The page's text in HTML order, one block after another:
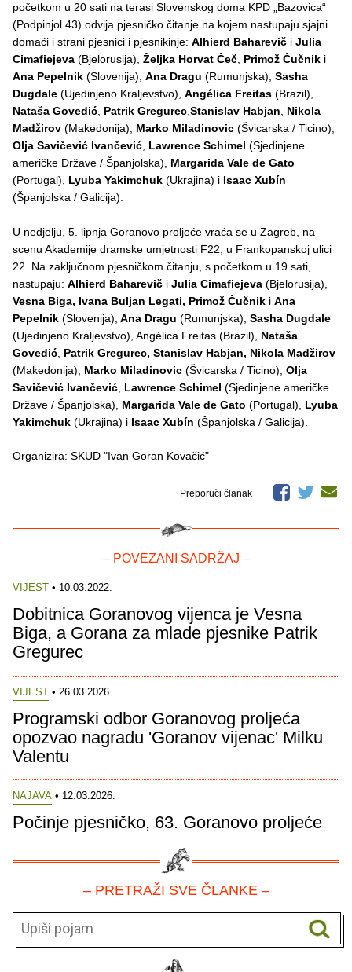
početkom u 20 sati na terasi Slovenskog doma KPD „Bazovica“
(Podpinjol 43) odvija pjesničko čitanje na kojem nastupaju sjajni
domaći i strani pjesnici i pjesnikinje: Alhierd Baharevič i Julia
Cimafiejeva (Bjelorusija), Željka Horvat Čeč, Primož Čučnik i
Ana Pepelnik (Slovenija), Ana Dragu (Rumunjska), Sasha
Dugdale (Ujedinjeno Kraljevstvo), Angélica Freitas (Brazil),
Nataša Govedić, Patrik Gregurec,Stanislav Habjan, Nikola
Madžirov (Makedonija), Marko Miladinovic (Švicarska / Ticino),
Olja Savičević Ivančević, Lawrence Schimel (Sjedinjene
američke Države / Španjolska), Margarida Vale de Gato
(Portugal), Lyuba Yakimchuk (Ukrajina) i Isaac Xubín
(Španjolska / Galicija).
U nedjelju, 5. lipnja Goranovo proljeće vraća se u Zagreb, na
scenu Akademije dramske umjetnosti F22, u Frankopanskoj ulici
22. Na zaključnom pjesničkom čitanju, s početkom u 19 sati,
nastupaju: Alhierd Baharevič i Julia Cimafiejeva (Bjelorusija),
Vesna Biga, Ivana Buljan Legati, Primož Čučnik i Ana
Pepelnik (Slovenija), Ana Dragu (Rumunjska), Sasha Dugdale
(Ujedinjeno Kraljevstvo), Angélica Freitas (Brazil), Nataša
Govedić, Patrik Gregurec, Stanislav Habjan, Nikola Madžirov
(Makedonija), Marko Miladinovic (Švicarska / Ticino), Olja
Savičević Ivančević, Lawrence Schimel (Sjedinjene američke
Države / Španjolska), Margarida Vale de Gato (Portugal), Lyuba
Yakimchuk (Ukrajina) i Isaac Xubín (Španjolska / Galicija).
Organizira: SKUD "Ivan Goran Kovačić"
Preporuči članak
– POVEZANI SADRŽAJ –
VIJEST • 10.03.2022.
Dobitnica Goranovog vijenca je Vesna
Biga, a Gorana za mlade pjesnike Patrik
Gregurec
VIJEST • 26.03.2026.
Programski odbor Goranovog proljeća
opozvao nagradu 'Goranov vijenac' Milku
Valentu
NAJAVA • 12.03.2026.
Počinje pjesničko, 63. Goranovo proljeće
– PRETRAŽI SVE ČLANKE –